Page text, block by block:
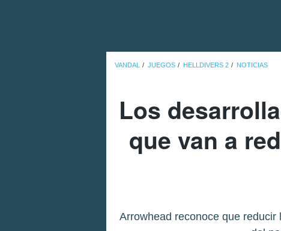
VANDAL JUEGOS HELLDIVERS 2 NOTICIAS
Los
que van a
Arrowhead reconoce que